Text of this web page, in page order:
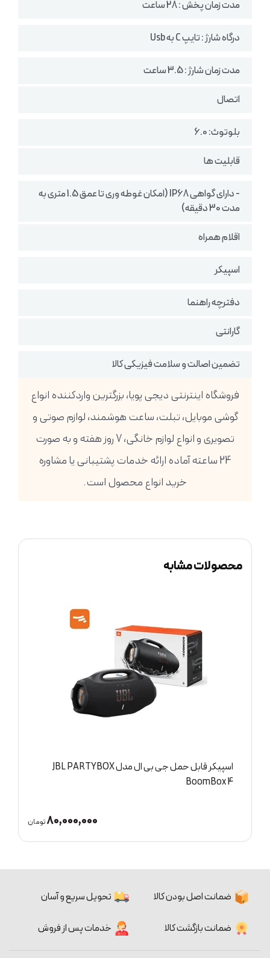
مدت زمان پخش : 28 ساعت
درگاه شارژ : تایپ C به Usb
مدت زمان شارژ : 3.5 ساعت
اتصال
بلوتوث: 6.0
قابلیت ها
- دارای گواهی IP68 (امکان غوطه وری تا عمق 1.5 متری به
مدت 30 دقیقه)
اقلام همراه
اسپیکر
دفترچه راهنما
گارانتی
تضمین اصالت و سلامت فیزیکی کالا
فروشگاه اینترنتی دیجی پویا، بزرگترین واردکننده انواع
گوشی موبایل، تبلت، ساعت هوشمند، لوازم صوتی و
تصویری و انواع لوازم خانگی، 7 روز هفته و به صورت
24 ساعته آماده ارائه خدمات پشتیبانی یا مشاوره
خرید انواع محصول است.
محصولات مشابه
اسپیکر قابل حمل جی بی ال مدل JBL PARTYBOX
BoomBox 4
80,000,000تومان
ضمانت اصل بودن کالا تحویل سریع و آسان
ضمانت بازگشت کالا خدمات پس از فروش